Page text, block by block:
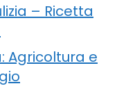
– Ricetta
Agricoltura e